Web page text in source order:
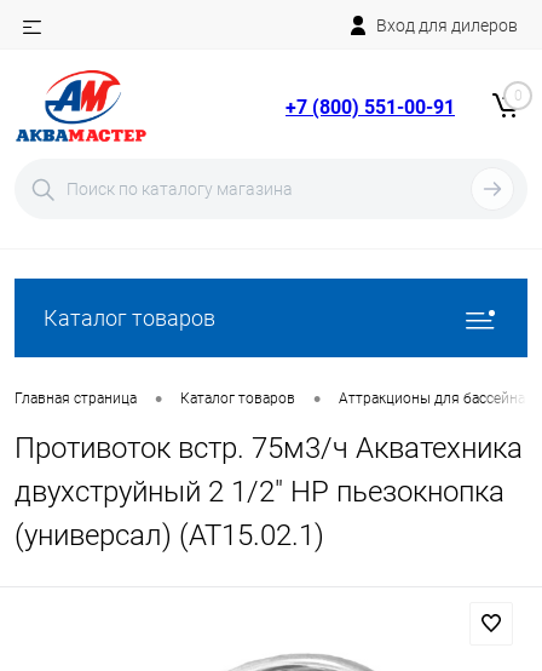
Вход для дилеров
+7 (800) 551-00-91 0
Каталог товаров
Главная страница • Каталог товаров • Аттракционы для бассейна
Противоток встр. 75м3/ч Акватехника
двухструйный 2 1/2" НР пьезокнопка
(универсал) (AT15.02.1)